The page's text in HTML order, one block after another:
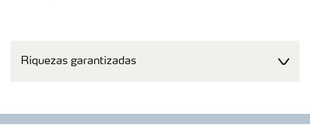
Riquezas garantizadas